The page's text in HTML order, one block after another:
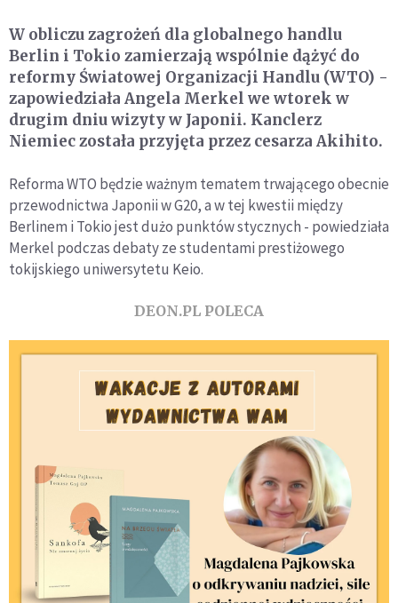
W obliczu zagrożeń dla globalnego handlu
Berlin i Tokio zamierzają wspólnie dążyć do
reformy Światowej Organizacji Handlu (WTO) -
zapowiedziała Angela Merkel we wtorek w
drugim dniu wizyty w Japonii. Kanclerz
Niemiec została przyjęta przez cesarza Akihito.
Reforma WTO będzie ważnym tematem trwającego obecnie
przewodnictwa Japonii w G20, a w tej kwestii między
Berlinem i Tokio jest dużo punktów stycznych - powiedziała
Merkel podczas debaty ze studentami prestiżowego
tokijskiego uniwersytetu Keio.
DEON.PL POLECA